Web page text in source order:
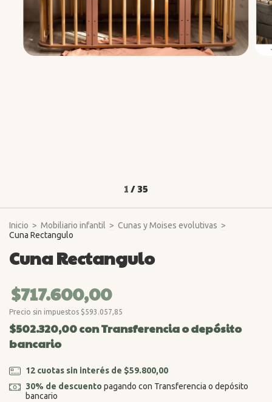
1/35
Inicio > Mobiliario infantil > Cunas y Moises evolutivas >
Cuna Rectangulo
Cuna Rectangulo
$717.600,00
Precio sin impuestos $593.057,85
$502.320,00conTransferencia o depósito
bancario
12 cuotas sin interés de $59.800,00
30% de descuento pagando con Transferencia o depósito
bancario